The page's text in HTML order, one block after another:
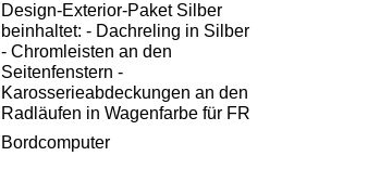
Design-Exterior-Paket Silber
beinhaltet: - Dachreling in Silber
- Chromleisten an den
Seitenfenstern -
Karosserieabdeckungen an den
Radläufen in Wagenfarbe für FR
Bordcomputer